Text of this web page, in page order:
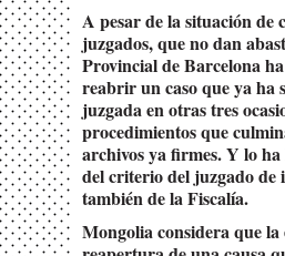
A pesar de la situación de
juzgados, que no dan
Provincial de Barcelona
reabrir un caso que ya ha
juzgada en otras tres
procedimientos que
archivos ya firmes. Y lo
del criterio del juzgado de
también de la Fiscalía.
Mongolia considera que